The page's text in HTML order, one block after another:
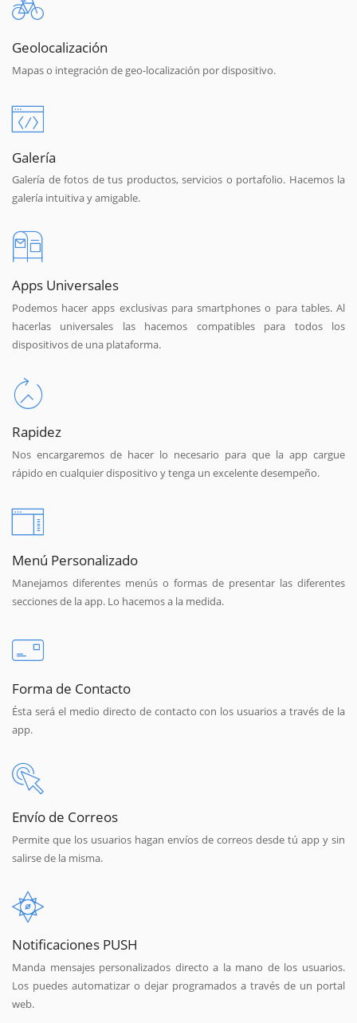
Geolocalización
Mapas o integración de geo-localización por dispositivo.
Galería
Galería de fotos de tus productos, servicios o portafolio. Hacemos la
galería intuitiva y amigable.
Apps Universales
Podemos hacer apps exclusivas para smartphones o para tables. Al
hacerlas universales las hacemos compatibles para todos los
dispositivos de una plataforma.
Rapidez
Nos encargaremos de hacer lo necesario para que la app cargue
rápido en cualquier dispositivo y tenga un excelente desempeño.
Menú Personalizado
Manejamos diferentes menús o formas de presentar las diferentes
secciones de la app. Lo hacemos a la medida.
Forma de Contacto
Ésta será el medio directo de contacto con los usuarios a través de la
app.
Envío de Correos
Permite que los usuarios hagan envíos de correos desde tú app y sin
salirse de la misma.
Notificaciones PUSH
Manda mensajes personalizados directo a la mano de los usuarios.
Los puedes automatizar o dejar programados a través de un portal
web.